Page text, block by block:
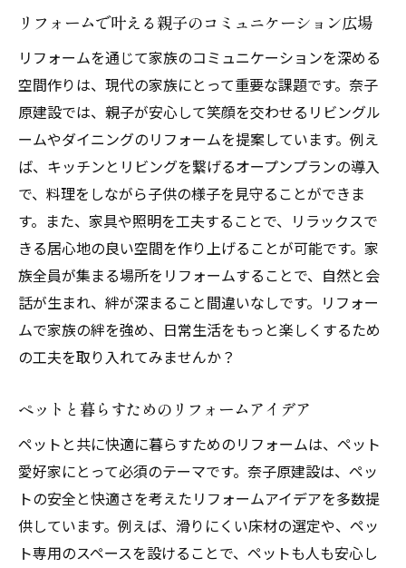
リフォームで叶える親子のコミュニケーション広場
リフォームを通じて家族のコミュニケーションを深める
空間作りは、現代の家族にとって重要な課題です。奈子
原建設では、親子が安心して笑顔を交わせるリビングル
ームやダイニングのリフォームを提案しています。例え
ば、キッチンとリビングを繋げるオープンプランの導入
で、料理をしながら子供の様子を見守ることができま
す。また、家具や照明を工夫することで、リラックスで
きる居心地の良い空間を作り上げることが可能です。家
族全員が集まる場所をリフォームすることで、自然と会
話が生まれ、絆が深まること間違いなしです。リフォー
ムで家族の絆を強め、日常生活をもっと楽しくするため
の工夫を取り入れてみませんか？
ペットと暮らすためのリフォームアイデア
ペットと共に快適に暮らすためのリフォームは、ペット
愛好家にとって必須のテーマです。奈子原建設は、ペッ
トの安全と快適さを考えたリフォームアイデアを多数提
供しています。例えば、滑りにくい床材の選定や、ペッ
ト専用のスペースを設けることで、ペットも人も安心し